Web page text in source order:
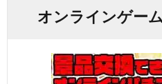
オンラインゲー